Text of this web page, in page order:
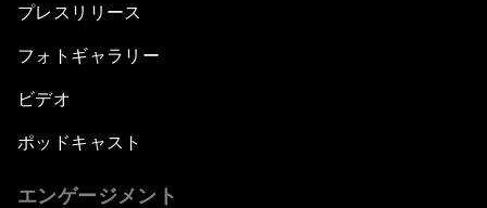
プレスリリース
フォトギャラリー
ビデオ
ポッドキャスト
エンゲージメント